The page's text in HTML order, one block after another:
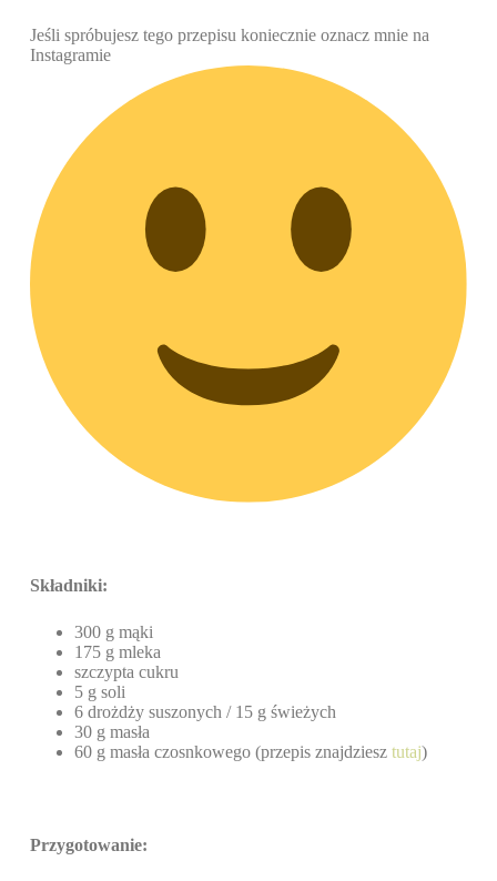
Jeśli spróbujesz tego przepisu koniecznie oznacz mnie na
Instagramie
Składniki:
300 g mąki
175 g mleka
szczypta cukru
5 g soli
6 drożdży suszonych / 15 g świeżych
30 g masła
60 g masła czosnkowego (przepis znajdziesz tutaj)
Przygotowanie: